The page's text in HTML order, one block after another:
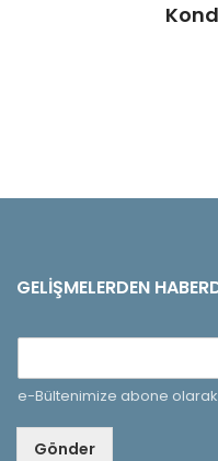
GELIŞMELERDEN
e-Bültenimize abone
Gönder